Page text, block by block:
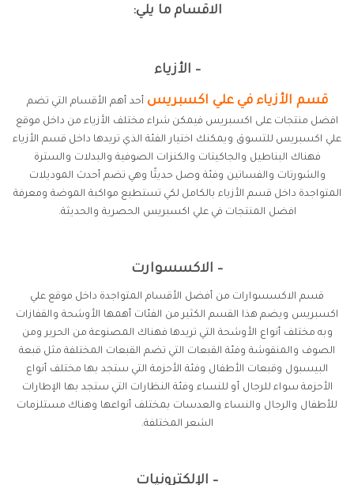
الاقسام ما يلي:
– الأزياء
قسم الأزياء في علي اكسبريس أحد أهم الأقسام التي تضم
افضل منتجات على اكسبريس فيمكن شراء مختلف الأزياء من داخل موقع
علي اكسبريس للتسوق ويمكنك اختيار الفئة الذي تريدها داخل قسم الأزياء
فهناك البناطيل والجاكيتات والكنزات الصوفية والبدلات والسترة
والشورتات والفساتين وفئة وصل حديثًا وهي تضم أحدث الموديلات
المتواجدة داخل قسم الأزياء بالكامل لكي تستطيع مواكبة الموضة ومعرفة
افضل المنتجات في علي اكسبريس الحصرية والحديثة.
– الاكسسوارت
قسم الاكسسوارات من أفضل الأقسام المتواجدة داخل موقع علي
اكسبريس ويضم هذا القسم الكثير من الفئات أهمها الأوشحة والقفازات
وبه مختلف أنواع الأوشحة التي تريدها فهناك المصنوعة من الحرير ومن
الصوف والمنقوشة وفئة القبعات التي تضم القبعات المختلفة مثل قبعة
البيسبول وقبعات الأطفال وفئة الأحزمة التي ستجد بها مختلف أنواع
الأحزمة سواء للرجال أو للنساء وفئة النظارات التي ستجد بها الإطارات
للأطفال والرجال والنساء والعدسات بمختلف أنواعها وهناك مستلزمات
الشعر المختلفة.
– الإلكترونيات